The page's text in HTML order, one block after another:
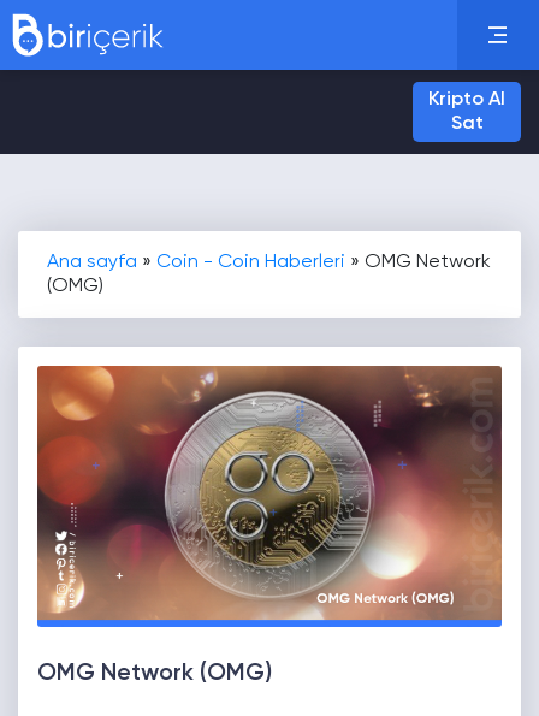
Kripto Al
Sat
Ana sayfa » Coin - Coin Haberleri » OMG Network
(OMG)
OMG Network (OMG)